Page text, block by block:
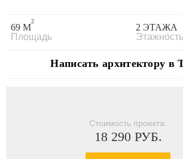
69 М
2
Площадь
2 ЭТАЖА
Этажность
Написать архитектору в
Стоимость проекта:
18 290 РУБ.